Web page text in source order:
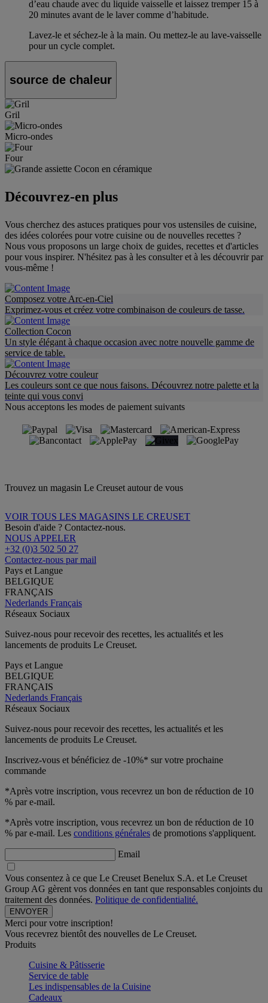
d’eau chaude avec du liquide vaisselle et laissez tremper 15 à
20 minutes avant de le laver comme d’habitude.
Lavez-le et séchez-le à la main. Ou mettez-le au lave-vaisselle
pour un cycle complet.
source de chaleur
Gril
Micro-ondes
Four
Découvrez-en plus
Vous cherchez des astuces pratiques pour vos ustensiles de cuisine,
des idées colorées pour votre cuisine ou de nouvelles recettes ?
Nous vous proposons un large choix de guides, recettes et d'articles
pour vous inspirer. N'hésitez pas à les consulter et à les découvrir par
vous-même !
Composez votre Arc-en-Ciel
Exprimez-vous et créez votre combinaison de couleurs de tasse.
Collection Cocon
Un style élégant à chaque occasion avec notre nouvelle gamme de
service de table.
Découvrez votre couleur
Les couleurs sont ce que nous faisons. Découvrez notre palette et la
teinte qui vous convi
Nous acceptons les modes de paiement suivants
Trouvez un magasin Le Creuset autour de vous
VOIR TOUS LES MAGASINS LE CREUSET
Besoin d'aide ? Contactez-nous.
NOUS APPELER
+32 (0)3 502 50 27
Contactez-nous par mail
Pays et Langue
BELGIQUE
FRANÇAIS
Nederlands Français
Réseaux Sociaux
Suivez-nous pour recevoir des recettes, les actualités et les
lancements de produits Le Creuset.
Pays et Langue
BELGIQUE
FRANÇAIS
Nederlands Français
Réseaux Sociaux
Suivez-nous pour recevoir des recettes, les actualités et les
lancements de produits Le Creuset.
Inscrivez-vous et bénéficiez de -10%* sur votre prochaine
commande
*Après votre inscription, vous recevrez un bon de réduction de 10
% par e-mail.
*Après votre inscription, vous recevrez un bon de réduction de 10
% par e-mail. Les conditions générales de promotions s'appliquent.
Email
Vous consentez à ce que Le Creuset Benelux S.A. et Le Creuset
Group AG gèrent vos données en tant que responsables conjoints du
traitement des données. Politique de confidentialité.
Merci pour votre inscription!
Vous recevrez bientôt des nouvelles de Le Creuset.
Produits
Cuisine & Pâtisserie
Service de table
Les indispensables de la Cuisine
Cadeaux